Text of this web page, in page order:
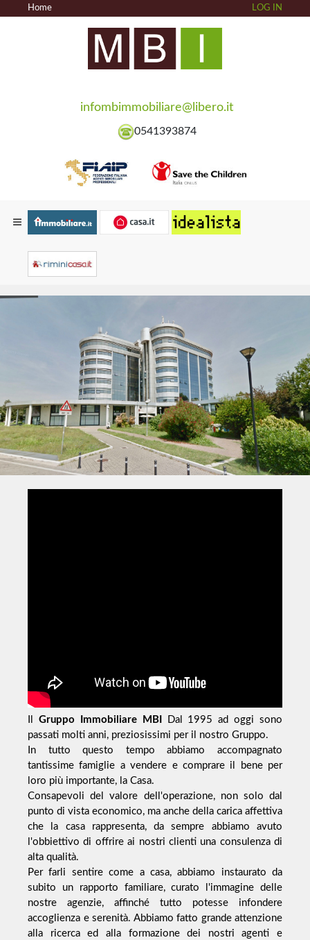
Home LOG IN
infombimmobiliare@libero.it
0541393874
Gruppo Immobiliare MBI
Dal 1995 ad oggi sono
passati molti anni, preziosissimi per il nostro Gruppo.
In tutto questo tempo abbiamo accompagnato
tantissime famiglie a vendere e comprare il bene per
loro più importante, la Casa.
Consapevoli del valore dell'operazione, non solo dal
punto di vista economico, ma anche della carica affettiva
che la casa rappresenta, da sempre abbiamo avuto
l'obbiettivo di offrire ai nostri clienti una consulenza di
alta qualità.
Per farli sentire come a casa, abbiamo instaurato da
subito un rapporto familiare, curato l'immagine delle
nostre agenzie, affinché tutto potesse infondere
accoglienza e serenità. Abbiamo fatto grande attenzione
alla ricerca ed alla formazione dei nostri agenti e